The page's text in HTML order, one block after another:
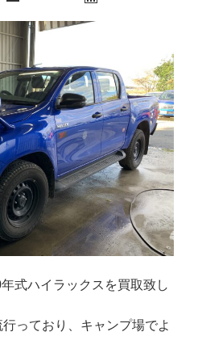
式ハイラックスを買取致し
っており、キャンプ場でよ